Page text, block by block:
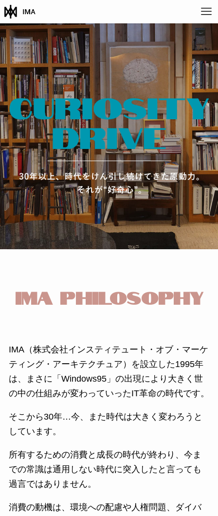
IMA PHILOSOPHY
IMA（株式会社インスティテュート・オブ・マーケ
ティング・アーキテクチュア）を設立した1995年
は、まさに「Windows95」の出現により大きく世
の中の仕組みが変わっていったIT革命の時代です。
そこから30年…今、また時代は大きく変わろうと
しています。
所有するための消費と成長の時代が終わり、今ま
での常識は通用しない時代に突入したと言っても
過言ではありません。
消費の動機は、環境への配慮や人権問題、ダイバ